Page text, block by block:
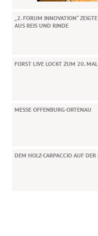
„2. FORUM INNOVATION“
AUS REIS UND RINDE
FORST LIVE LOCKT ZUM 20.
MESSE OFFENBURG-ORTENAU
DEM HOLZ-CARPACCIO AUF DER